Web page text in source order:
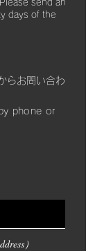
send an
days of the
らお問い合わ
phone or
）